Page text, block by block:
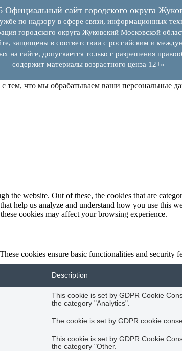
Официальный сайт городского округа
по надзору в сфере связи, информационных
городского округа Жуковский Московской
защищены в соответствии с российским и
сайте, допускается только с разрешения
содержит материалы возрастного ценза 12+»
тем, что мы обрабатываем ваши персональные
website. Out of these, the cookies that are
help us analyze and understand how you use this
cookies may affect your browsing experience.
cookies ensure basic functionalities and security
Description
This cookie is set by GDPR Cookie
the category "Analytics".
The cookie is set by GDPR cookie
This cookie is set by GDPR Cookie
the category "Other.